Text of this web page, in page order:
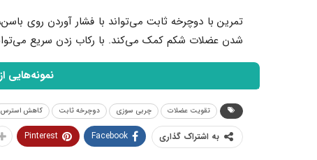
تمرین با دوچرخه ثابت می‌تواند با فشار آوردن روی
شدن عضلات شکم کمک می‌کند. با رکاب زدن سریع
نمونه‌هایی
تقویت عضلات چربی سوزی دوچرخه ثابت کاهش استرس
به اشتراک گذاری Facebook
Pinterest